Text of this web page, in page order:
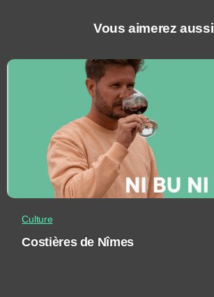
Vous aimerez aussi
Culture
Costières de Nîmes